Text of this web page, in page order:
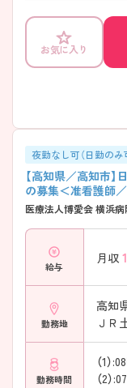
事の出来る環境が整っ
なりますので、安心し
世代も活躍中ですの
お気に入り
夜勤なし可（日勤のみ
【高知県／高知市
の募集＜准看護師
医療法人博愛会 横浜
給与
月収
勤務地
高知
ＪＲ
勤務時間
（1）
（2）